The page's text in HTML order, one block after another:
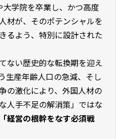
学院を卒業し、かつ高度
材が、そのポテンシャルを
るよう、特別に設計された
ない歴史的な転換期を迎え
生産年齢人口の急減、そし
の激化により、外国人材の
人手不足の解消策」ではな
「経営の根幹をなす必須戦